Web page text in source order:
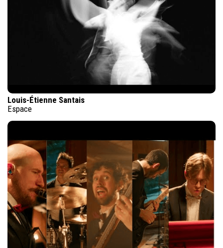
Louis-Étienne Santais
Espace